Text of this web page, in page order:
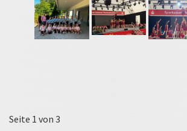
Seite 1 von 3